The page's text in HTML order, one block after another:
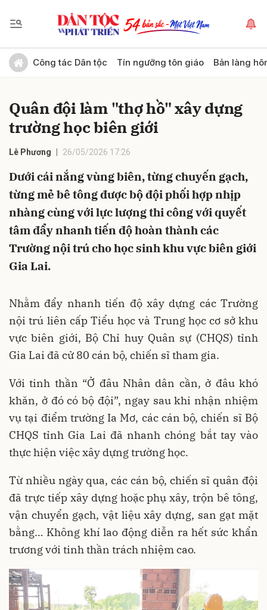
Công tác Dân tộc Tín ngưỡng tôn giáo Bản làng
Quân đội làm "thợ hồ" xây dựng
trường học biên giới
Lê Phương 26/05/2026 17:26
Dưới cái nắng vùng biên, từng chuyến gạch,
từng mẻ bê tông được bộ đội phối hợp nhịp
nhàng cùng với lực lượng thi công với quyết
tâm đẩy nhanh tiến độ hoàn thành các
Trường nội trú cho học sinh khu vực biên giới
Gia Lai.
Nhằm đẩy nhanh tiến độ xây dựng các Trường
nội trú liên cấp Tiểu học và Trung học cơ sở khu
vực biên giới, Bộ Chỉ huy Quân sự (CHQS) tỉnh
Gia Lai đã cử 80 cán bộ, chiến sĩ tham gia.
Với tinh thần “Ở đâu Nhân dân cần, ở đâu khó
khăn, ở đó có bộ đội”, ngay sau khi nhận nhiệm
vụ tại điểm trường Ia Mơ, các cán bộ, chiến sĩ Bộ
CHQS tỉnh Gia Lai đã nhanh chóng bắt tay vào
thực hiện việc xây dựng trường học.
Từ nhiều ngày qua, các cán bộ, chiến sĩ quân đội
đã trực tiếp xây dựng hoặc phụ xây, trộn bê tông,
vận chuyển gạch, vật liệu xây dựng, san gạt mặt
bằng… Không khí lao động diễn ra hết sức khẩn
trương với tinh thần trách nhiệm cao.
Gửi bình luận
Hủy Gửi